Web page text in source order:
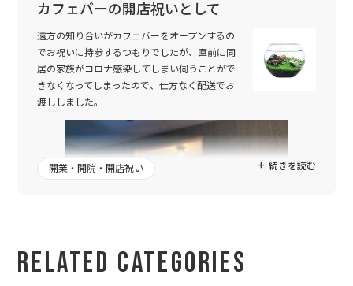
カフェバーの開店祝いとして
遠方の知り合いがカフェバーをオープンするの
でお祝いに持参するつもりでしたが、直前に同
居の家族がコロナ感染してしまい伺うことがで
きなくなってしまったので、仕方なく配送でお
渡ししました。
続きを読む
開業・開院・開店祝い
Related Categories